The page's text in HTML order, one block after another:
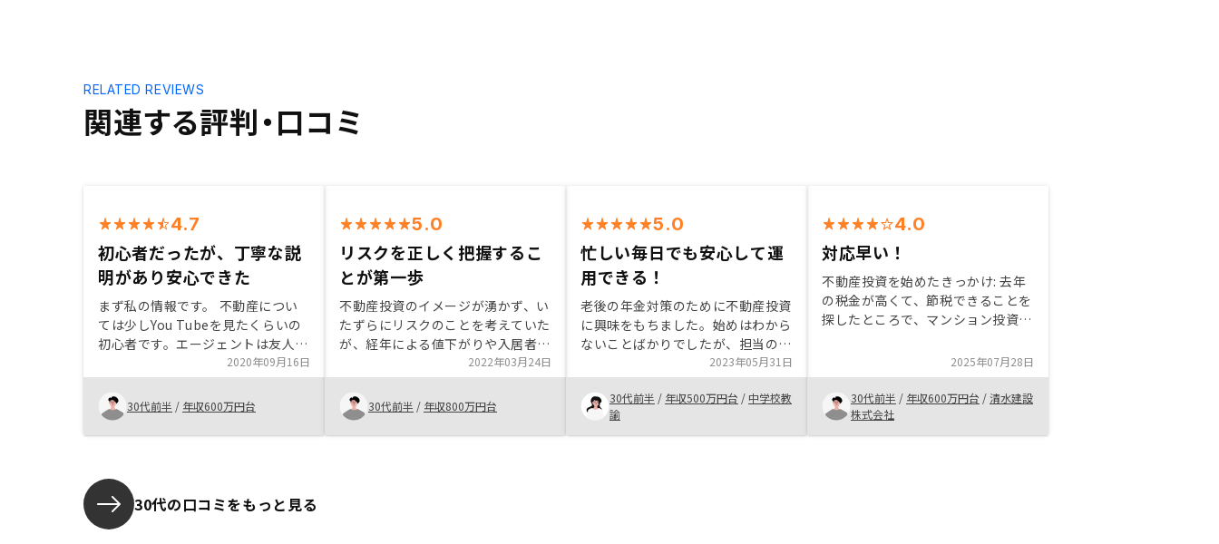
関連する評判・口コミ
RELATED REVIEWS
4.7
初心者だったが、丁寧な説
明があり安心できた
まず私の情報です。 不動産につい
ては少しYou Tubeを見たくらいの
初心者です。エージェントは友人で
した。 以上の前提条件を踏まえて
読んで下さい。 ・不動産の不安な
点について 初心者が思いつく様な
不安点は分かりやすくスライドに纏
められており、数値も公な情報を元
ました。 ・エージェントの方も購
入しているか 他のエージェントの
方も購入されているとのことでした
ので、一つの安心材料になりまし
2020年09月16日
30代前半 / 年収600万円台
5.0
リスクを正しく把握するこ
とが第一歩
不動産投資のイメージが湧かず、い
たずらにリスクのことを考えていた
が、経年による値下がりや入居者が
つかないなどのリスクは大きくな
く、管理プランで一定カバーできる
ことをデータを元に知ることができ
たのがよかった。 もちろんリスク
はゼロではないが、資産形成のポー
2022年03月24日
30代前半 / 年収800万円台
5.0
忙しい毎日でも安心して運
用できる！
老後の年金対策のために不動産投資
に興味をもちました。始めはわから
ないことばかりでしたが、担当の方
がとても丁寧に説明してくれて安心
できました。リスクまで把握できた
ことや、税金対策にもなることがわ
かってよりやってみようと思いまし
た。管理運用ができるか心配でした
2023年05月31日
30代前半 / 年収500万円台 / 中学校教
諭
4.0
対応早い！
不動産投資を始めたきっかけ: 去年
の税金が高くて、節税できることを
探したところで、マンション投資も
入で生活できること。早めに引退で
きることなど 購入理由:物件値段、
金利が自分が負担できるです。
2025年07月28日
30代前半 / 年収600万円台 /清水建設
株式会社
30代の口コミをもっと見る